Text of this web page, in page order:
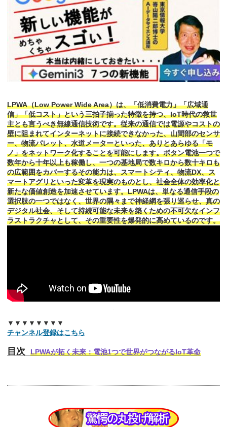
LPWA（Low Power Wide Area）は、「低消費電力」「広域通
信」「低コスト」という三拍子揃った特徴を持つ、IoT時代の救世
主とも言うべき無線通信技術です。従来の通信では電源やコストの
壁に阻まれてインターネットに接続できなかった、山間部のセンサ
ー、物流パレット、水道メーターといった、ありとあらゆる「モ
ノ」をネットワーク化することを可能にします。ボタン電池一つで
数年から十年以上も稼働し、一つの基地局で数キロから数十キロも
の広範囲をカバーするその能力は、スマートシティ、物流DX、ス
マートアグリといった変革を現実のものとし、社会全体の効率化と
新たな価値創造を加速させています。LPWAは、単なる通信手段の
選択肢の一つではなく、世界の隅々まで神経網を張り巡らせ、真の
デジタル社会、そして持続可能な未来を築くための不可欠なインフ
ラストラクチャとして、その重要性を爆発的に高めているのです。
▼▼▼▼▼▼▼▼
チャンネル登録はこちら
目次 LPWAが拓く未来：電池1つで世界がつながるIoT革命